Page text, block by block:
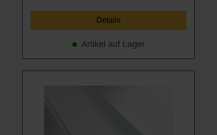
Details
Artikel auf Lager